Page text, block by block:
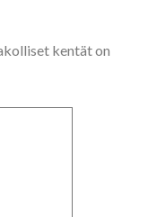
785
kentät on